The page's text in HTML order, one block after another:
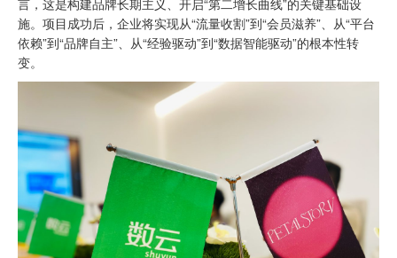
言，这是构建品牌长期主义、开启“第二增长曲线”的关键基础设
施。项目成功后，企业将实现从“流量收割”到“会员滋养”、从“平台
依赖”到“品牌自主”、从“经验驱动”到“数据智能驱动”的根本性转
变。